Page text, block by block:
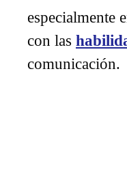
especialmente
con las
comunicación.